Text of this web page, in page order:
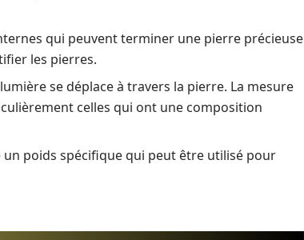
qui peuvent terminer une pierre précieuse
les pierres.
se déplace à travers la pierre. La mesure
celles qui ont une composition
un poids spécifique qui peut être utilisé pour